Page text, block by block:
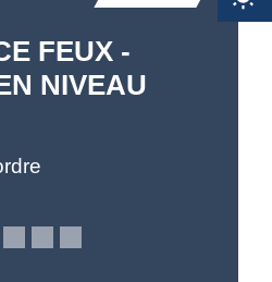
FEUX -
NIVEAU